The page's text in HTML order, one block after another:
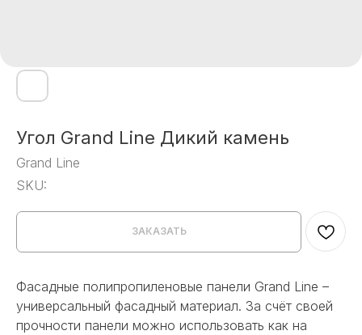
Угол Grand Line Дикий камень
Grand Line
SKU:
ЗАКАЗАТЬ
Фасадные полипропиленовые панели Grand Line –
универсальный фасадный материал. За счёт своей
прочности панели можно использовать как на